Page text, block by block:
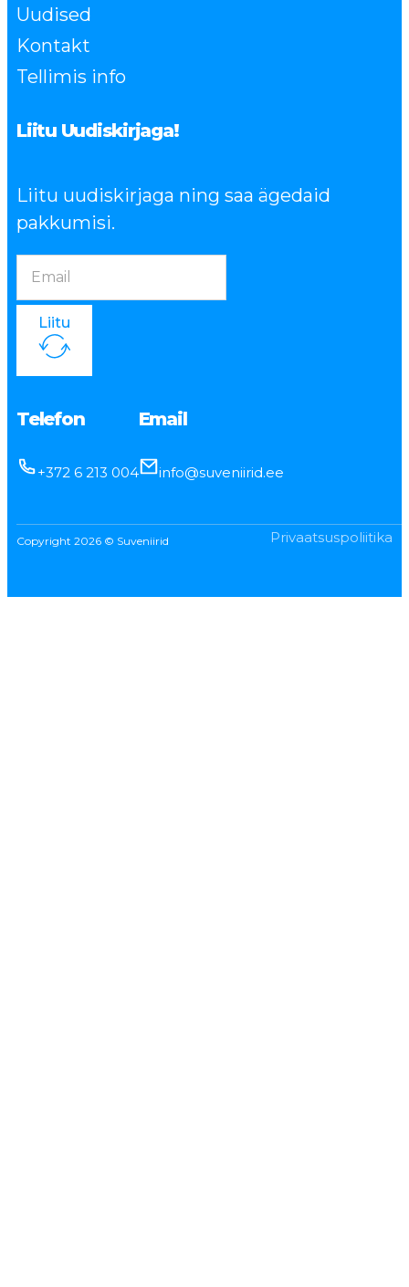
Uudised
Kontakt
Tellimis info
Liitu Uudiskirjaga!
Liitu uudiskirjaga ning saa ägedaid
pakkumisi.
Liitu
Telefon
+372 6 213 004
Email
info@suveniirid.ee
Copyright 2026 © Suveniirid Privaatsuspoliitika